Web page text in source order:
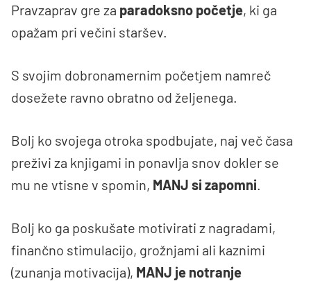
Pravzaprav gre za paradoksno početje, ki ga
opažam pri večini staršev.
S svojim dobronamernim početjem namreč
dosežete ravno obratno od željenega.
Bolj ko svojega otroka spodbujate, naj več časa
preživi za knjigami in ponavlja snov dokler se
mu ne vtisne v spomin, MANJ si zapomni
Bolj ko ga poskušate motivirati z nagradami,
finančno stimulacijo, grožnjami ali kaznimi
(zunanja motivacija), MANJ je notranje